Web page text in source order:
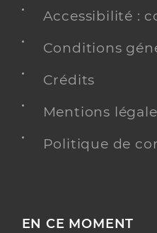
Accessibilité :
Conditions
Crédits
Mentions
Politique de
EN CE MOMENT